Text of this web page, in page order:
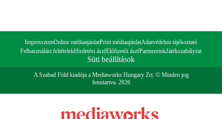
ImpresszumOnline médiaajánlatPrint médiaajánlatAdatvédelmi tájékoztató
Felhasználási feltételekHirdetési ászfElőfizetői ászfPartnereinkJátékszabályzat
Süti beállítások
A Szabad Föld kiadója a Mediaworks Hungary Zrt. © Minden jog
fenntartva. 2026